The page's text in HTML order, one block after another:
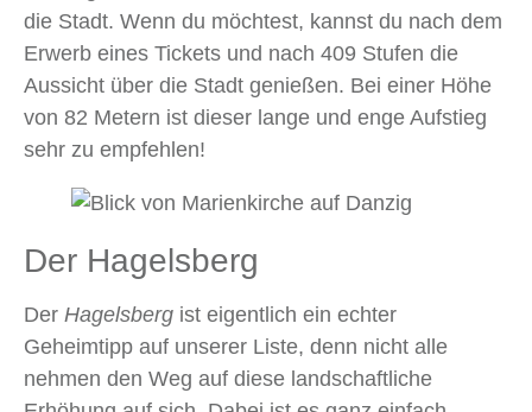
die Stadt. Wenn du möchtest, kannst du nach dem
Erwerb eines Tickets und nach 409 Stufen die
Aussicht über die Stadt genießen. Bei einer Höhe
von 82 Metern ist dieser lange und enge Aufstieg
sehr zu empfehlen!
Der Hagelsberg
Der Hagelsberg ist eigentlich ein echter
Geheimtipp auf unserer Liste, denn nicht alle
nehmen den Weg auf diese landschaftliche